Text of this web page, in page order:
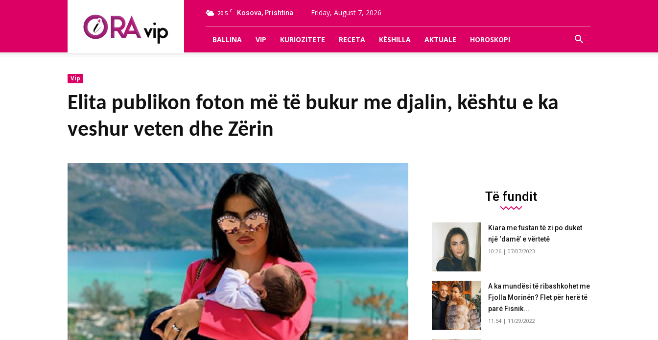
20.5 C Kosova, Prishtina Friday, August 7, 2026
BALLINA VIP KURIOZITETE RECETA KËSHILLA AKTUALE HOROSKOPI
Vip
Elita publikon foton më të bukur me djalin, kështu e ka
veshur veten dhe Zërin
Të fundit
Kiara me fustan të zi po duket
një ‘damë’ e vërtetë
10:26 | 07/07/2023
A ka mundësi të ribashkohet me
Fjolla Morinën? Flet për herë të
parë Fisnik...
11:54 | 11/29/2022